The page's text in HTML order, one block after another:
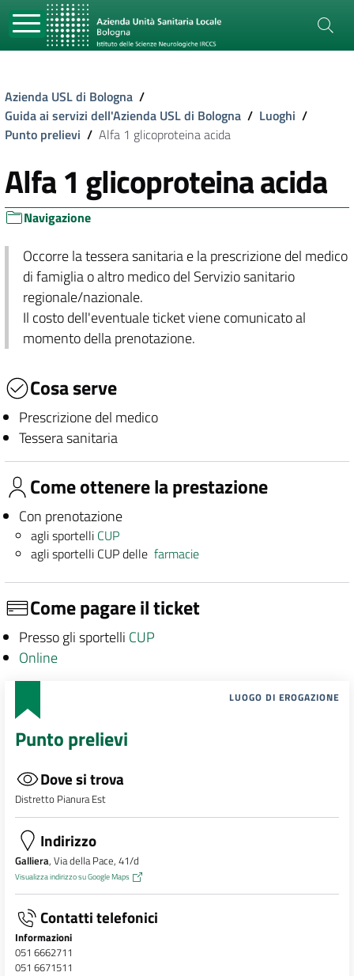
Azienda USL di Bologna /
Guida ai servizi dell'Azienda USL di Bologna / Luoghi /
Punto prelievi / Alfa 1 glicoproteina acida
Alfa 1 glicoproteina acida
Navigazione
Occorre la tessera sanitaria e la prescrizione del medico
di famiglia o altro medico del Servizio sanitario
regionale/nazionale.
Il costo dell'eventuale ticket viene comunicato al
momento della prenotazione.
Cosa serve
Prescrizione del medico
Tessera sanitaria
Come ottenere la prestazione
Con prenotazione
agli sportelli CUP
agli sportelli CUP dellefarmacie
Come pagare il ticket
Presso gli sportelli CUP
Online
LUOGO DI EROGAZIONE
Punto prelievi
Dove si trova
Distretto Pianura Est
Indirizzo
Galliera, Via della Pace, 41/d
Visualizza indirizzo su Google Maps
Contatti telefonici
Informazioni
051 6662711
051 6671511